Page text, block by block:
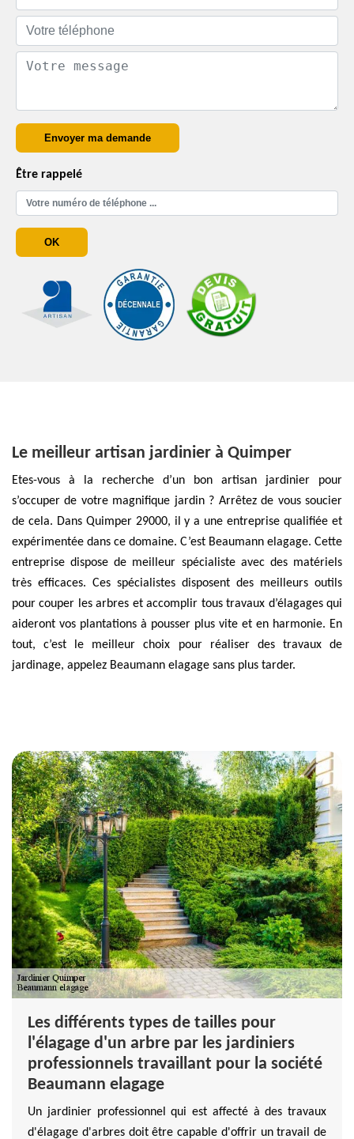
Être rappelé
Le meilleur artisan jardinier à Quimper
Etes-vous à la recherche d’un bon artisan jardinier pour
s’occuper de votre magnifique jardin ? Arrêtez de vous soucier
de cela. Dans Quimper 29000, il y a une entreprise qualifiée et
expérimentée dans ce domaine. C’est Beaumann elagage. Cette
entreprise dispose de meilleur spécialiste avec des matériels
très efficaces. Ces spécialistes disposent des meilleurs outils
pour couper les arbres et accomplir tous travaux d’élagages qui
aideront vos plantations à pousser plus vite et en harmonie. En
tout, c’est le meilleur choix pour réaliser des travaux de
jardinage, appelez Beaumann elagage sans plus tarder.
Les différents types de tailles pour
l'élagage d'un arbre par les jardiniers
professionnels travaillant pour la société
Beaumann elagage
Un jardinier professionnel qui est affecté à des travaux
d'élagage d'arbres doit être capable d'offrir un travail de